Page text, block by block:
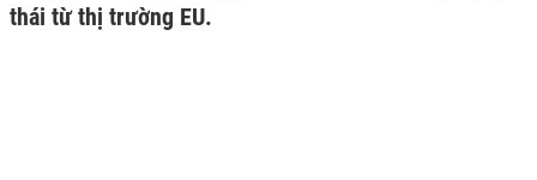
thái từ thị trường EU.